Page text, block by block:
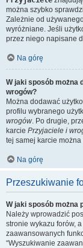
można szybko
Zależnie od
wyróżniane. Jeśli
przez niego napisane
Na górę
W jaki sposób można
wrogów?
Można dodawać
profilu wybranego
wrogów. Po drugie,
karcie Przyjaciele i
tej samej karcie
Na górę
Przeszukiwanie
W jaki sposób można
Należy wprowadzić
stronie wykazu forów,
zaawansowanych
“Wyszukiwanie